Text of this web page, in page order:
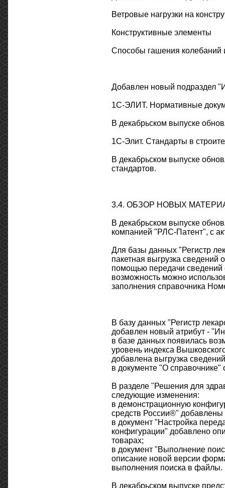
Ветровые нагрузки на
Конструктивные элементы
Способы гашения колебаний
Добавлен новый подраздел
1С-ЭЛИТ. Нормативные
В декабрьском выпуске
1С-Элит. Стандарты в
В декабрьском выпуске
стандартов.
3.4. ОБЗОР НОВЫХ
В декабрьском выпуске
компанией "РЛС-Патент", с
Для базы данных "Регистр
пакетная выгрузка сведений
помощью передачи сведений
возможность можно
заполнения справочника
В базу данных "Регистр
добавлен новый атрибут -
в базе данных появилась
уровень индекса
добавлена выгрузка
в документе "О
В разделе "Решения для
следующие изменения:
в демонстрационную
средств России®" добавлены
в документ "Настройка
конфигурации" добавлено
товарах;
в документ "Выполнение
описание новой версии
выполнения поиска в файлы.
В декабрьском выпуске